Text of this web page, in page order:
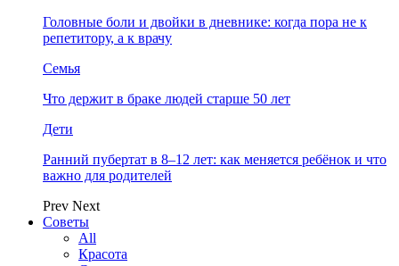
Головные боли и двойки в дневнике: когда пора не к
репетитору, а к врачу
Семья
Что держит в браке людей старше 50 лет
Дети
Ранний пубертат в 8–12 лет: как меняется ребёнок и что
важно для родителей
Prev Next
Советы
All
Красота